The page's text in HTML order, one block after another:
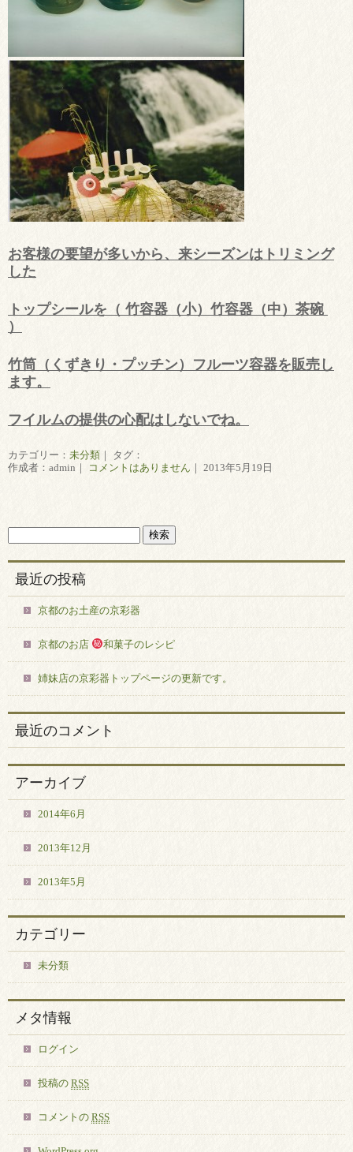
お客様の要望が多いから、来シーズンはトリミング
した
トップシールを（ 竹容器（小）竹容器（中）茶碗
）
竹筒（くずきり・プッチン）フルーツ容器を販売し
ます。
フイルムの提供の心配はしないでね。
カテゴリー： 未分類 ｜ タグ：
作成者：admin｜
コメントはありません ｜ 2013年5月19日
最近の投稿
京都のお土産の京彩器
京都のお店 和菓子のレシピ
姉妹店の京彩器トップページの更新です。
最近のコメント
アーカイブ
2014年6月
2013年12月
2013年5月
カテゴリー
未分類
メタ情報
ログイン
投稿の RSS
コメントの RSS